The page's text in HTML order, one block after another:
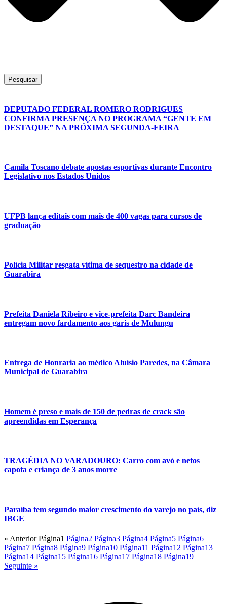
Pesquisar
DEPUTADO FEDERAL ROMERO RODRIGUES
CONFIRMA PRESENÇA NO PROGRAMA “GENTE EM
DESTAQUE” NA PRÓXIMA SEGUNDA-FEIRA
Camila Toscano debate apostas esportivas durante Encontro
Legislativo nos Estados Unidos
UFPB lança editais com mais de 400 vagas para cursos de
graduação
Polícia Militar resgata vítima de sequestro na cidade de
Guarabira
Prefeita Daniela Ribeiro e vice-prefeita Darc Bandeira
entregam novo fardamento aos garis de Mulungu
Entrega de Honraria ao médico Aluísio Paredes, na Câmara
Municipal de Guarabira
Homem é preso e mais de 150 de pedras de crack são
apreendidas em Esperança
TRAGÉDIA NO VARADOURO: Carro com avó e netos
capota e criança de 3 anos morre
Paraíba tem segundo maior crescimento do varejo no país, diz
IBGE
« Anterior Página1 Página2 Página3 Página4 Página5 Página6
Página7 Página8 Página9 Página10 Página11 Página12 Página13
Página14 Página15 Página16 Página17 Página18 Página19
Seguinte »